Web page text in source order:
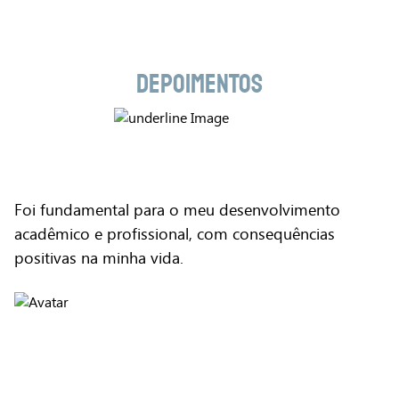
DEPOIMENTOS
Foi fundamental para o meu desenvolvimento
acadêmico e profissional, com consequências
positivas na minha vida.